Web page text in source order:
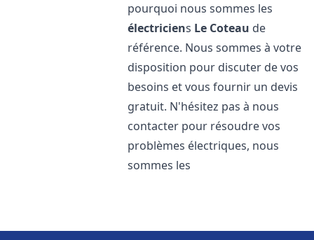
pourquoi nous sommes les
électriciens Le Coteau de
référence. Nous sommes à votre
disposition pour discuter de vos
besoins et vous fournir un devis
gratuit. N'hésitez pas à nous
contacter pour résoudre vos
problèmes électriques, nous
sommes les